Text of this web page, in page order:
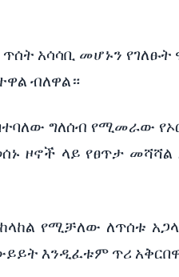
ጥሰት አሳሳቢ መሆኑን የገለፁት
ብለዋል።
ግለሰብ የሚመራው
ዞኖች ላይ የፀጥታ መሻሻል
የሚቻለው ለጥሰቱ
እንዲፈቱም ጥሪ